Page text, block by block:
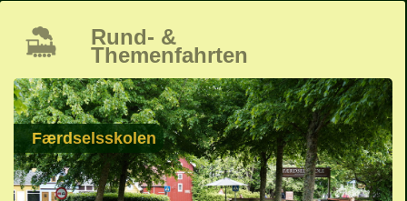
Rund- &
Themenfahrten
Færdselsskolen